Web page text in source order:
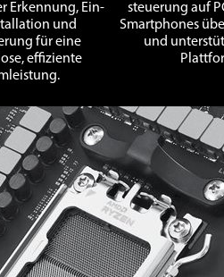
Erkennung, Ein-
und
für eine
effiziente
steuerung auf
Smartphones
und